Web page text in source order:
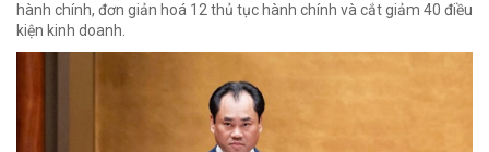
hành chính, đơn giản hoá 12 thủ tục hành chính và cắt giảm 40 điều
kiện kinh doanh.